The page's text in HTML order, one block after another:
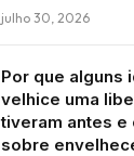
julho 30, 2026
Por que alguns
velhice uma
tiveram antes e
sobre